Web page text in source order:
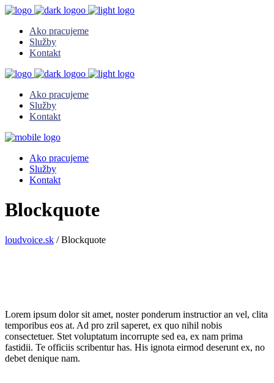
Ako pracujeme
Služby
Kontakt
Ako pracujeme
Služby
Kontakt
Ako pracujeme
Služby
Kontakt
Blockquote
loudvoice.sk /Blockquote
Lorem ipsum dolor sit amet, noster ponderum instructior an vel, clita
temporibus eos at. Ad pro zril saperet, ex quo nihil nobis
consectetuer. Stet voluptatum incorrupte sed ea, ex nam prima
fastidii. Te officiis scribentur has. His ignota eirmod deserunt ex, no
debet denique nam.